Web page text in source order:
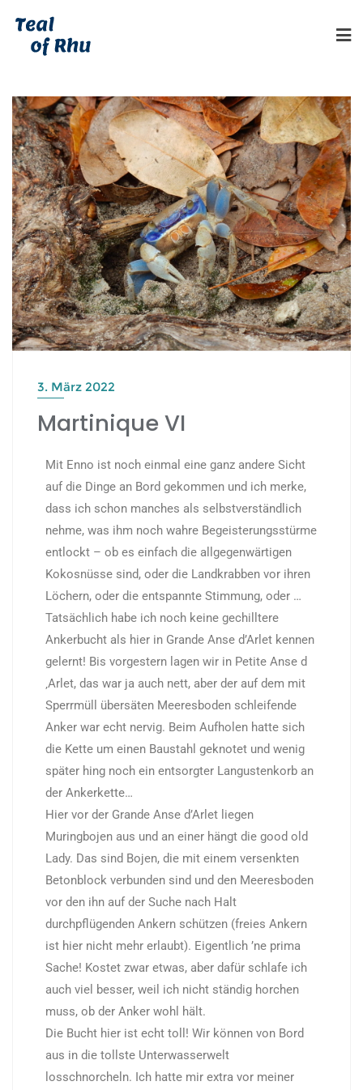
3. März 2022
Martinique VI
Mit Enno ist noch einmal eine ganz andere Sicht
auf die Dinge an Bord gekommen und ich merke,
dass ich schon manches als selbstverständlich
nehme, was ihm noch wahre Begeisterungsstürme
entlockt – ob es einfach die allgegenwärtigen
Kokosnüsse sind, oder die Landkrabben vor ihren
Löchern, oder die entspannte Stimmung, oder …
Tatsächlich habe ich noch keine gechilltere
Ankerbucht als hier in Grande Anse d’Arlet kennen
gelernt! Bis vorgestern lagen wir in Petite Anse d
‚Arlet, das war ja auch nett, aber der auf dem mit
Sperrmüll übersäten Meeresboden schleifende
Anker war echt nervig. Beim Aufholen hatte sich
die Kette um einen Baustahl geknotet und wenig
später hing noch ein entsorgter Langustenkorb an
der Ankerkette…
Hier vor der Grande Anse d’Arlet liegen
Muringbojen aus und an einer hängt die good old
Lady. Das sind Bojen, die mit einem versenkten
Betonblock verbunden sind und den Meeresboden
vor den ihn auf der Suche nach Halt
durchpflügenden Ankern schützen (freies Ankern
ist hier nicht mehr erlaubt). Eigentlich ’ne prima
Sache! Kostet zwar etwas, aber dafür schlafe ich
auch viel besser, weil ich nicht ständig horchen
muss, ob der Anker wohl hält.
Die Bucht hier ist echt toll! Wir können von Bord
aus in die tollste Unterwasserwelt
losschnorcheln. Ich hatte mir extra vor meiner